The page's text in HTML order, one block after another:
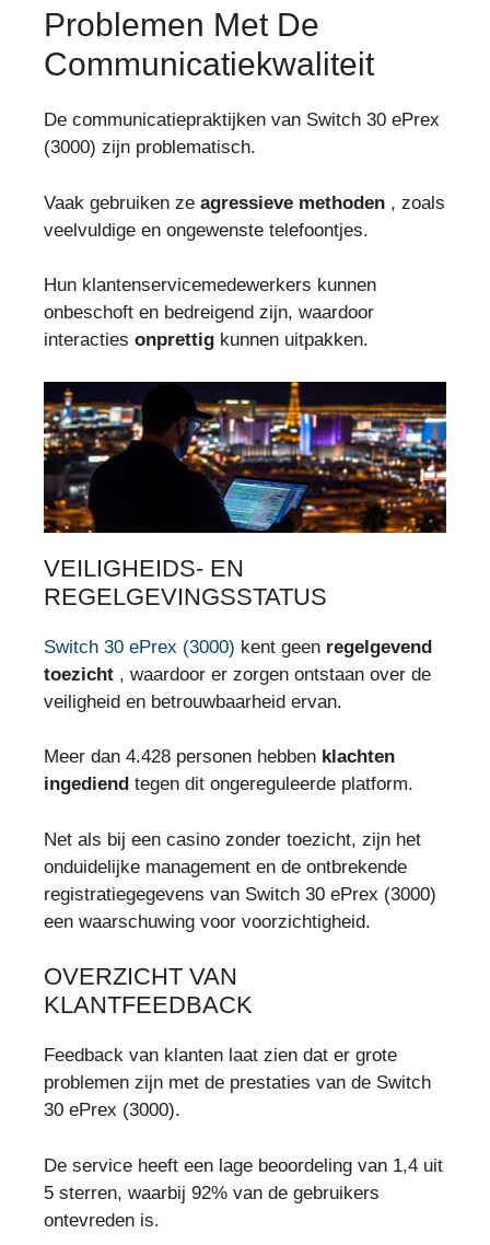
Problemen Met De
Communicatiekwaliteit
De communicatiepraktijken van Switch 30 ePrex
(3000) zijn problematisch.
Vaak gebruiken ze agressieve methoden , zoals
veelvuldige en ongewenste telefoontjes.
Hun klantenservicemedewerkers kunnen
onbeschoft en bedreigend zijn, waardoor
interacties onprettig kunnen uitpakken.
VEILIGHEIDS- EN
REGELGEVINGSSTATUS
Switch 30 ePrex (3000) kent geen regelgevend
toezicht , waardoor er zorgen ontstaan over de
veiligheid en betrouwbaarheid ervan.
Meer dan 4.428 personen hebben klachten
ingediend tegen dit ongereguleerde platform.
Net als bij een casino zonder toezicht, zijn het
onduidelijke management en de ontbrekende
registratiegegevens van Switch 30 ePrex (3000)
een waarschuwing voor voorzichtigheid.
OVERZICHT VAN
KLANTFEEDBACK
Feedback van klanten laat zien dat er grote
problemen zijn met de prestaties van de Switch
30 ePrex (3000).
De service heeft een lage beoordeling van 1,4 uit
5 sterren, waarbij 92% van de gebruikers
ontevreden is.